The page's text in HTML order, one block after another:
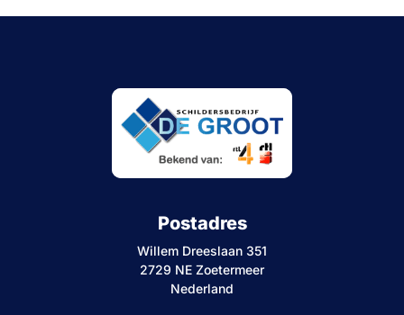
Postadres
Willem Dreeslaan 351
2729 NE Zoetermeer
Nederland